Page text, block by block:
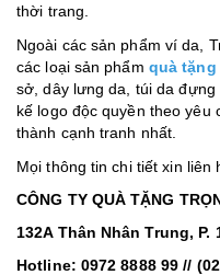
thời trang.
Ngoài các sản phẩm ví da,
các loại sản phẩm quà tặng
sở, dây lưng da, túi da
kế logo độc quyền theo yêu
thành cạnh tranh nhất.
Mọi thông tin chi tiết xin liên
CÔNG TY QUÀ TẶNG
132A Thân Nhân Trung, P.
Hotline: 0972 8888 99 //